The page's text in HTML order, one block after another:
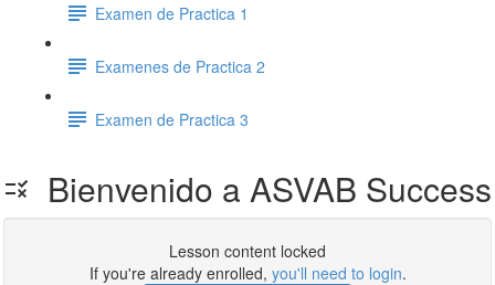
Examen de Practica 1
Examenes de Practica 2
Examen de Practica 3
Bienvenido a ASVAB Success
Lesson content locked
If you're already enrolled, you'll need to login.